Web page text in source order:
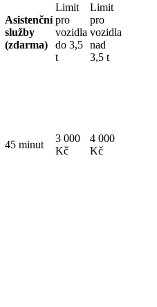
Asistenční
služby
(zdarma)
Limit
pro
vozidla
do 3,5
t
Limit
pro
vozidla
nad
3,5 t
45 minut
3 000
Kč
4 000
Kč